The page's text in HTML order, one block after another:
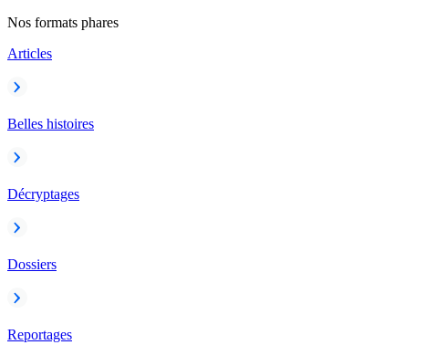
Nos formats phares
Articles
Belles histoires
Décryptages
Dossiers
Reportages